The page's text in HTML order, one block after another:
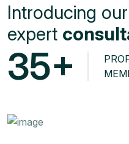
Introducing
expert
35+